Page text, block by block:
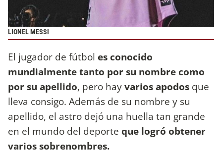
LIONEL MESSI
El jugador de fútbol es conocido
mundialmente tanto por su nombre como
por su apellido, pero hayvarios apodos que
lleva consigo. Además de su nombre y su
apellido, el astro dejó una huella tan grande
en el mundo del deporte que logró obtener
varios sobrenombres.